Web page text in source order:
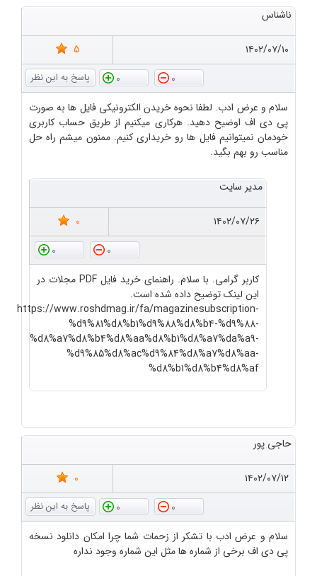
ناشناس
۱۴۰۲/۰۷/۱۰
5
0
0
سلام و عرض ادب. لطفا نحوه خریدن الکترونیکی فایل ها به صورت
پی دی اف اوضیح دهید. هرکاری میکنیم از طریق حساب کاربری
خودمان نمیتوانیم فایل ها رو خریداری کنیم. ممنون میشم راه حل
مناسب رو بهم بگید.
مدیر سایت
۱۴۰۲/۰۷/۲۶
0
0
0
کاربر گرامی. با سلام. راهنمای خرید فایل PDF مجلات در
این لینک توضیح داده شده است.
https://www.roshdmag.ir/fa/magazinesubscription-
%d9%81%d8%b1%d9%88%d8%b4-%d9%88-
%d8%a7%d8%b4%d8%aa%d8%b1%d8%a7%da%a9-
%d9%85%d8%ac%d9%84%d8%a7%d8%aa-
%d8%b1%d8%b4%d8%af
حاجی پور
۱۴۰۲/۰۷/۱۲
0
0
0
سلام و عرض ادب با تشکر از زحمات شما چرا امکان دانلود نسخه
پی دی اف برخی از شماره ها مثل این شماره وجود نداره